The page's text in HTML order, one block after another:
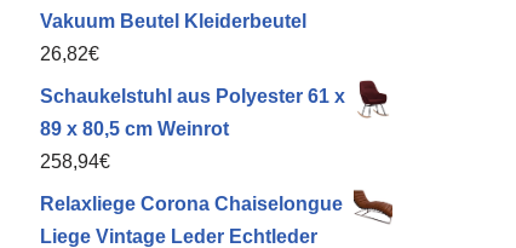
Vakuum Beutel Kleiderbeutel
26,82€
Schaukelstuhl aus Polyester 61 x
89 x 80,5 cm Weinrot
258,94€
Relaxliege Corona Chaiselongue
Liege Vintage Leder Echtleder